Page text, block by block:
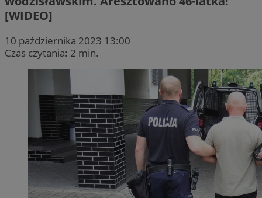
[WIDEO]
10 października 2023 13:00
Czas czytania: 2 min.